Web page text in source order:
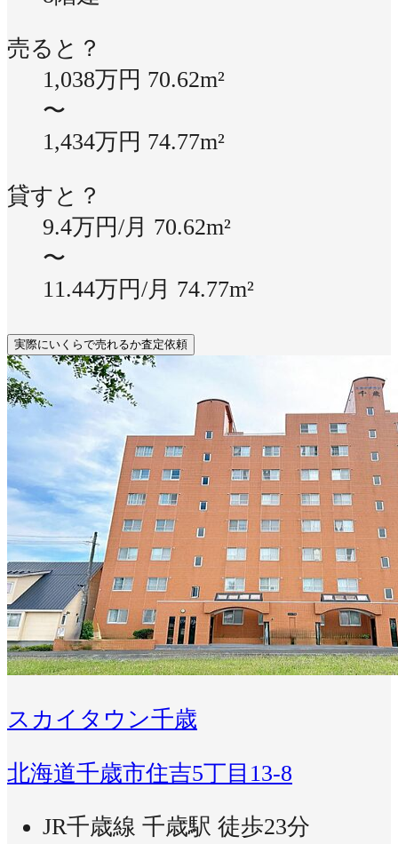
売ると？
1,038万円 70.62m²
〜
1,434万円 74.77m²
貸すと？
9.4万円/月 70.62m²
〜
11.44万円/月 74.77m²
実際にいくらで売れるか査定依頼
スカイタウン千歳
北海道千歳市住吉5丁目13-8
JR千歳線 千歳駅 徒歩23分